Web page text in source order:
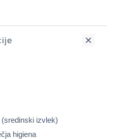
izvlek)
higiena